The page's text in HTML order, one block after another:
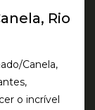
Rio
Canela,
o incrível